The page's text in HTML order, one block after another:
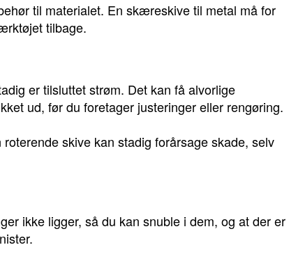
til materialet. En skæreskive til metal må for
tilbage.
er tilsluttet strøm. Det kan få alvorlige
ud, før du foretager justeringer eller rengøring.
skive kan stadig forårsage skade, selv
ikke ligger, så du kan snuble i dem, og at der er